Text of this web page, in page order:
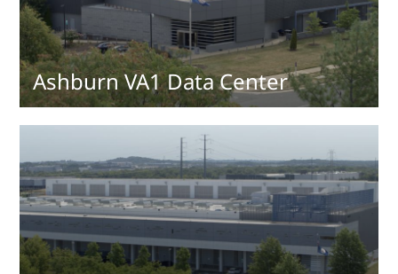
Ashburn VA1 Data Center